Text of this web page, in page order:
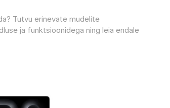
Tutvu erinevate mudelite
ja funktsioonidega ning leia endale